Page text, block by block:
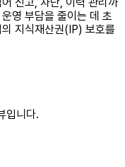
영 부담을 줄이는 데 초
지식재산권(IP) 보호를
입니다.